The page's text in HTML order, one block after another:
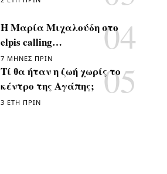
Η Μαρία Μιχαλούδη στο
elpis calling…
7 ΜΉΝΕΣ ΠΡΙΝ
Τί θα ήταν η ζωή χωρίς το
κέντρο της Αγάπης;
3 ΈΤΗ ΠΡΙΝ